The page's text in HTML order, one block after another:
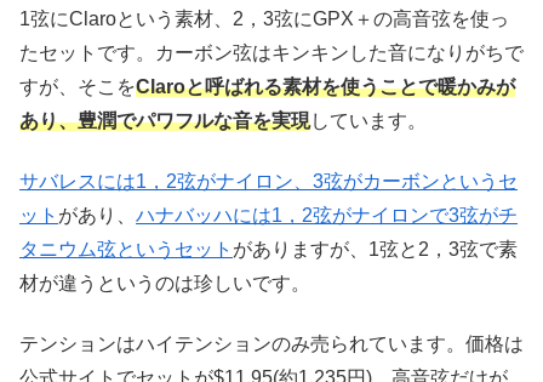
1弦にClaroという素材、2，3弦にGPX＋の高音弦を使っ
たセットです。カーボン弦はキンキンした音になりがちで
すが、そこをClaroと呼ばれる素材を使うことで暖かみが
あり、豊潤でパワフルな音を実現しています。
サバレスには1，2弦がナイロン、3弦がカーボンというセ
ット があり、 ハナバッハには1，2弦がナイロンで3弦がチ
タニウム弦というセット がありますが、1弦と2，3弦で素
材が違うというのは珍しいです。
テンションはハイテンションのみ売られています。価格は